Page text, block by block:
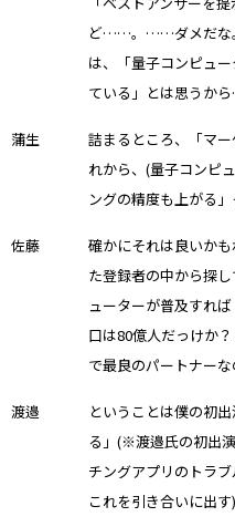
ど……。……ダメだな
は、「量子コンピュ
ている」とは思うか
蒲生
詰まるところ、「マ
れから、(量子コンピ
ングの精度も上がる」
佐藤
確かにそれは良いか
た登録者の中から探
ューターが普及すれ
口は80億人だっけか
で最良のパートナー
渡邉
ということは僕の初
る」(※渡邉氏の初出
チングアプリのトラ
これを引き合いに出